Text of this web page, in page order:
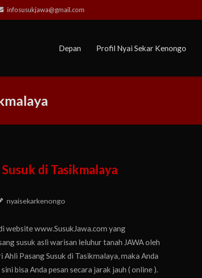
infosusukjawa@gmail.com
Depan Profil Nyai Sekar Kenongo
di Tasikmalaya
nyaisekarkenongo
website www.SusukJawa.com yang
susuk asli warisan leluhur tanah JAWA oleh
Pasang Susuk di Tasikmalaya, maka Anda
bisa Anda pesan secara jarak jauh ( online ).